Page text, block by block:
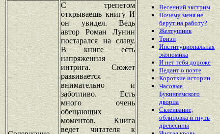
С трепетом
открываешь книгу И
он увидел. Ведь
автор Роман Лунин
постарался на славу.
В книге есть
напряженная
интрига. Сюжет
развивается
внимательно и
заботливо. Есть
много очень
обещающих
моментов. Книга
ведет читателя к
Весенний экстрим
Почему меня не
берут на работу?
Желтушник
Триэн
Институциональная
экономика
И нет тебя дороже
Педант о поэте
Короткие истории
Часовые
Букингемского
дворца
Склеивание,
облицовка и гнуть
древесины